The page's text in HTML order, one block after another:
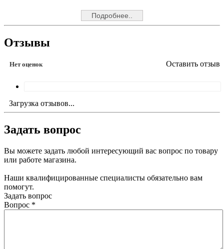
Подробнее..
Отзывы
Нет оценок Оставить отзыв
Загрузка отзывов...
Задать вопрос
Вы можете задать любой интересующий вас вопрос по товару
или работе магазина.
Наши квалифицированные специалисты обязательно вам
помогут.
Задать вопрос
Вопрос *